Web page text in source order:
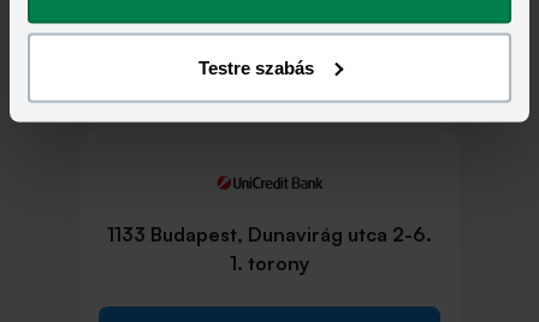
Testre szabás
Tovább a fiókoldalra
1133 Budapest, Dunavirág utca 2-6.
1. torony